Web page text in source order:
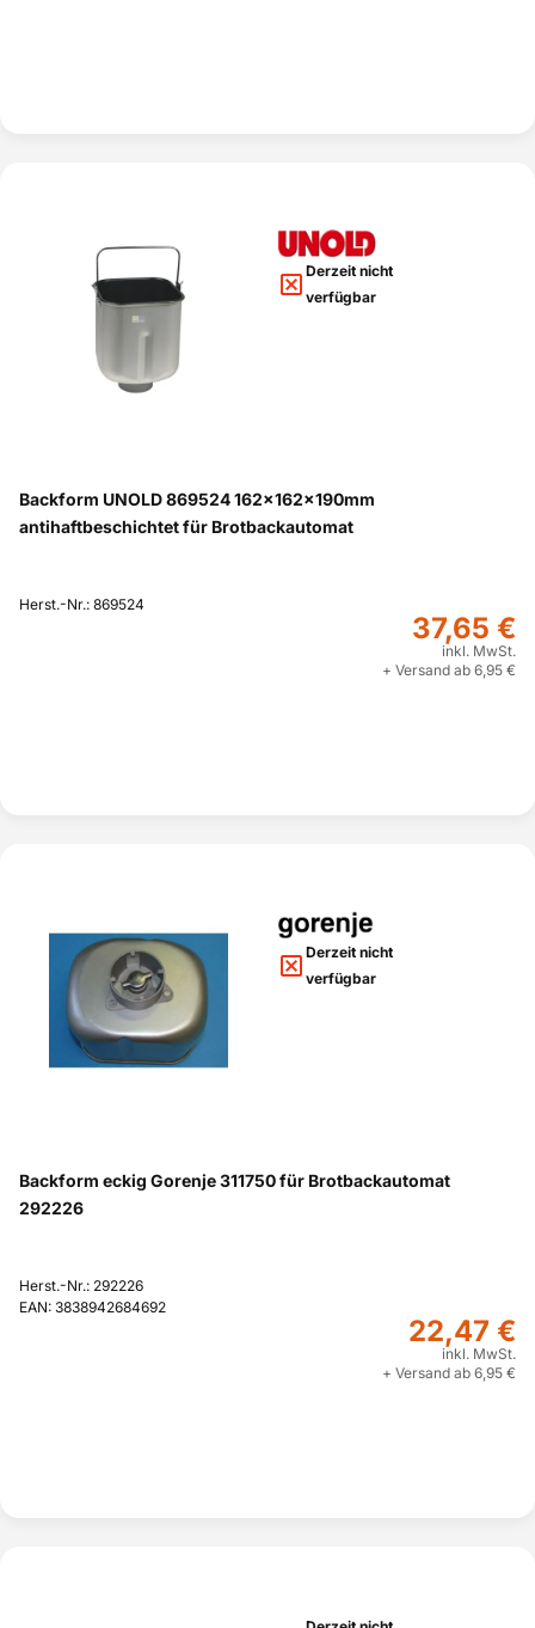
Derzeit nicht
verfügbar
Backform UNOLD 869524 162x162x190mm
antihaftbeschichtet für Brotbackautomat
Herst.-Nr.: 869524
37,65 €
inkl. MwSt.
+ Versand ab 6,95 €
Derzeit nicht
verfügbar
Backform eckig Gorenje 311750 für Brotbackautomat
292226
Herst.-Nr.: 292226
EAN: 3838942684692
22,47 €
inkl. MwSt.
+ Versand ab 6,95 €